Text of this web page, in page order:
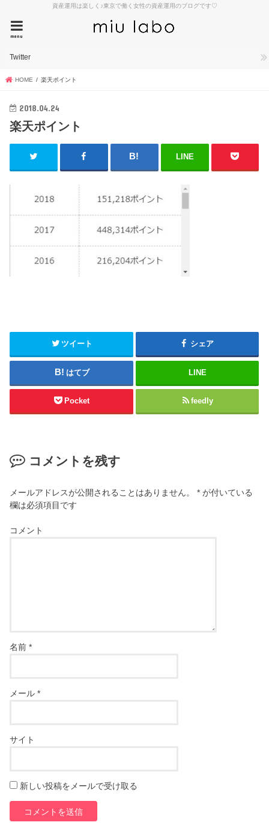
資産運用は楽しく♪東京で働く女性の資産運用のブログです♡
menu
Twitter
HOME 楽天ポイント
2018.04.24
楽天ポイント
LINE
ツイート シェア
はてブ LINE
Pocket feedly
コメントを残す
メールアドレスが公開されることはありません。 * が付いている
欄は必須項目です
コメント
名前*
メール*
サイト
新しい投稿をメールで受け取る